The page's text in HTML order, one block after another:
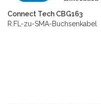
Connect Tech CBG163
R.FL-zu-SMA-Buchsenkabel